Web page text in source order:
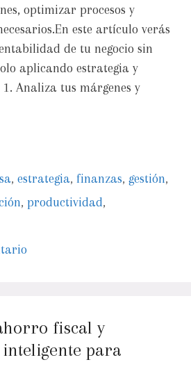
optimizar procesos y
este artículo verás
de tu negocio sin
aplicando estrategia y
1. Analiza tus márgenes y
,estrategia,finanzas,gestión,
, productividad,
fiscal y
para